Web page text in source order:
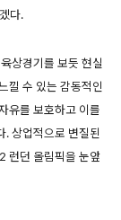
다.
상경기를 보듯 현실
낄 수 있는 감동적인
유를 보호하고 이를
. 상업적으로 변질된
런던 올림픽을 눈앞